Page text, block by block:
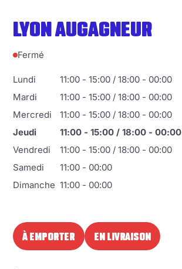
LYON AUGAGNEUR
À EMPORTER EN LIVRAISON
Fermé
Lundi
11:00 - 15:00 / 18:00 - 00:00
Mardi
11:00 - 15:00 / 18:00 - 00:00
Mercredi
11:00 - 15:00 / 18:00 - 00:00
Jeudi
11:00 - 15:00 / 18:00 - 00:00
Vendredi
11:00 - 15:00 / 18:00 - 00:00
Samedi
11:00 - 00:00
Dimanche 11:00 - 00:00